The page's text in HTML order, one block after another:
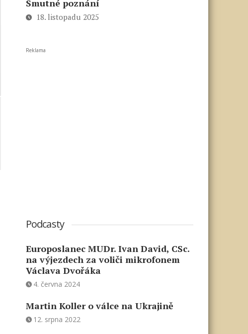
Smutné poznání
18. listopadu 2025
Reklama
Podcasty
Europoslanec MUDr. Ivan David, CSc.
na výjezdech za voliči mikrofonem
Václava Dvořáka
4. června 2024
Martin Koller o válce na Ukrajině
12. srpna 2022